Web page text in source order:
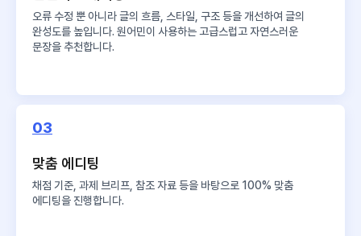
오류 수정 뿐 아니라 글의 흐름, 스타일, 구조 등을 개선하여 글의
완성도를 높입니다. 원어민이 사용하는 고급스럽고 자연스러운
문장을 추천합니다.
03
맞춤 에디팅
채점 기준, 과제 브리프, 참조 자료 등을 바탕으로 100% 맞춤
에디팅을 진행합니다.